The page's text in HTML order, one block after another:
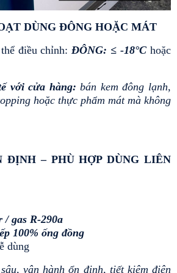
DÙNG ĐÔNG HOẶC MÁT
điều chỉnh: ĐÔNG: ≤ -18°C
với cửa hàng: bán kem đông lạnh,
hoặc thực phẩm mát mà không
– PHÙ HỢP DÙNG LIÊN
/ gas R-290a
100% ống đồng
dùng
vận hành ổn định, tiết kiệm điện